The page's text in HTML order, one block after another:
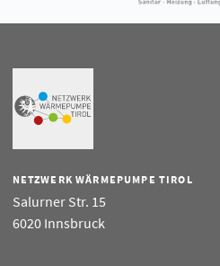
NETZWERK WÄRMEPUMPE TIROL
Salurner Str. 15
6020 Innsbruck